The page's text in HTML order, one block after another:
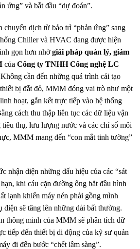
ứng” và bắt đầu “dự đoán”.
dịch từ bảo trì “phản ứng” sang
Chiller và HVAC đang được hiện
gọn hơn nhờgiải pháp quản lý, giám
của Công ty TNHH Công nghệ LC
cần đến những quá trình cải tạo
bị đắt đỏ, MMM đóng vai trò như một
hoạt, gắn kết trực tiếp vào hệ thống
cách thu thập liên tục các dữ liệu vận
thụ, lưu lượng nước và các chỉ số môi
MMM mang đến “con mắt tinh tường”
nhận diện những dấu hiệu của các “sát
khi cáu cặn đường ống bắt đầu hình
lạnh khiến máy nén phải gồng mình
điện sẽ tăng lên những dải bất thường.
thông minh của MMM sẽ phân tích dữ
tiếp đến thiết bị di động của kỹ sư quản
đi đến bước “chết lâm sàng”.